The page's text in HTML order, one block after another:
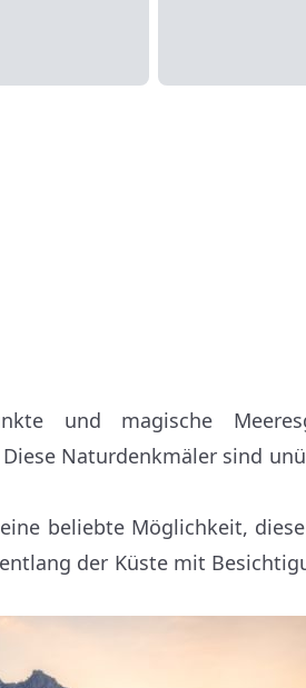
und magische
Naturdenkmäler sind
beliebte Möglichkeit,
der Küste mit